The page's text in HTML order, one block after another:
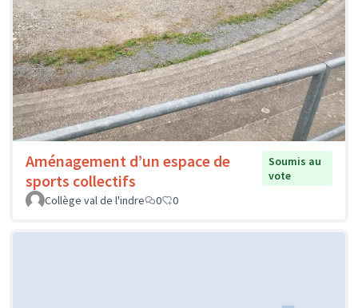
Aménagement d’un espace de
sports collectifs
Soumis au
vote
Collège val de l'indre
0 0